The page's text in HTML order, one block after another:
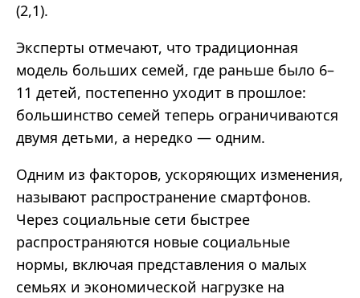
(2,1).
Эксперты отмечают, что традиционная
модель больших семей, где раньше было 6–
11 детей, постепенно уходит в прошлое:
большинство семей теперь ограничиваются
двумя детьми, а нередко — одним.
Одним из факторов, ускоряющих изменения,
называют распространение смартфонов.
Через социальные сети быстрее
распространяются новые социальные
нормы, включая представления о малых
семьях и экономической нагрузке на